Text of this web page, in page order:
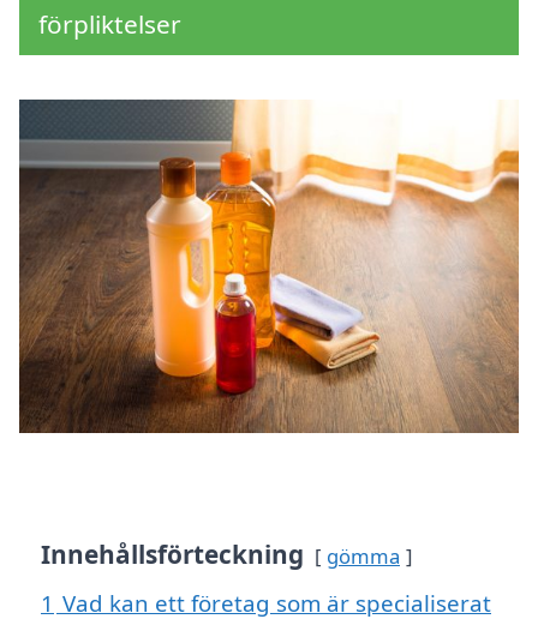
förpliktelser
Innehållsförteckning gömma
1 Vad kan ett företag som är specialiserat